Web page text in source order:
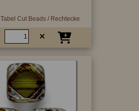
Tabel Cut Beads / Rechtecke